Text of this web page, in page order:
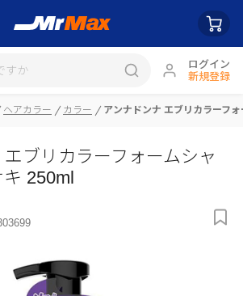
ログイン
新規登録
ヘアカラー カラー アンナドンナ エブリカラーフ
ブリカラーフォームシャ
250ml